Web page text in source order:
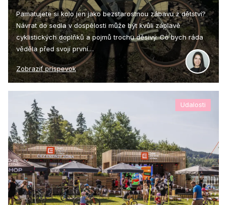
Pamatujete si kolo jen jako bezstarostnou zábavu z dětství?
Návrat do sedla v dospělosti může být kvůli záplavě
cyklistických doplňků a pojmů trochu děsivý. Co bych ráda
věděla před svojí první…
Zobraziť príspevok
Udalosti